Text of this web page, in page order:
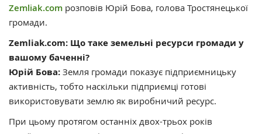
Zemliak.com розповів Юрій Бова, голова Тростянецької
громади.
Zemliak.com: Що таке земельні ресурси громади у
вашому баченні?
Юрій Бова: Земля громади показує підприємницьку
активність, тобто наскільки підприємці готові
використовувати землю як виробничий ресурс.
При цьому протягом останніх двох-трьох років